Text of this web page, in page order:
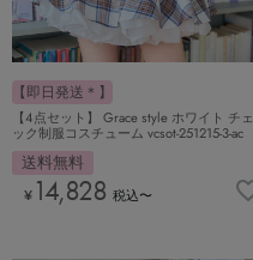
【即日発送＊】
【4点セット】 Grace style ホワイト チェ
ック制服コスチューム vcsot-251215-3-ac
送料無料
¥ 14,828 税込〜